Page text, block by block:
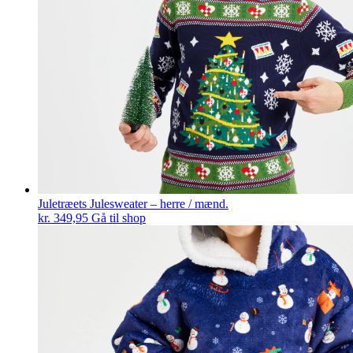
Juletræets Julesweater – herre / mænd.
kr. 349,95 Gå til shop